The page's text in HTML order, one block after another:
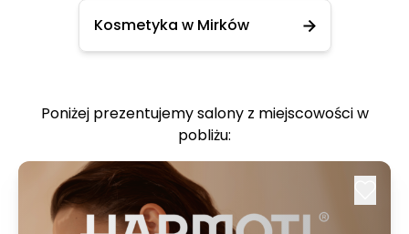
Kosmetyka w Mirków
Poniżej prezentujemy salony z miejscowości w
pobliżu: